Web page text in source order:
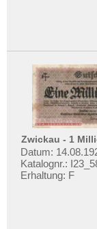
Zwickau - 1
Datum:
Katalognr.:
Erhaltung: F